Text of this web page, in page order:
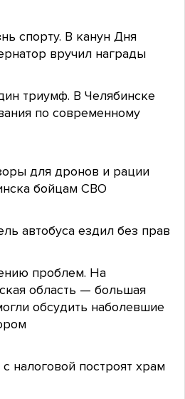
спорту. В канун Дня
вручил награды
триумф. В Челябинске
по современному
для дронов и рации
бойцам СВО
автобуса ездил без прав
проблем. На
область — большая
обсудить наболевшие
налоговой построят храм